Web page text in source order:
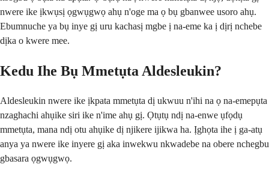
nwere ike ịkwụsị ọgwụgwọ ahụ n'oge ma ọ bụ gbanwee usoro ahụ.
Ebumnuche ya bụ inye gị uru kachasị mgbe ị na-eme ka ị dịrị nchebe
dịka o kwere mee.
Kedu Ihe Bụ Mmetụta Aldesleukin?
Aldesleukin nwere ike ịkpata mmetụta dị ukwuu n'ihi na ọ na-emepụta
nzaghachi ahụike siri ike n'ime ahụ gị. Ọtụtụ ndị na-enwe ụfọdụ
mmetụta, mana ndị otu ahụike dị njikere ijikwa ha. Ịghọta ihe ị ga-atụ
anya ya nwere ike inyere gị aka inwekwu nkwadebe na obere nchegbu
gbasara ọgwụgwọ.